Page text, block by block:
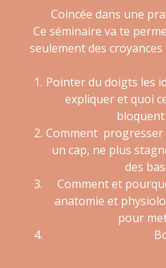
Coincée dans une
Ce séminaire va te
seulement des
Pointer du doigts les
expliquer et quoi
Comment progresser
un cap, ne plus
des
Comment et
anatomie et
pour